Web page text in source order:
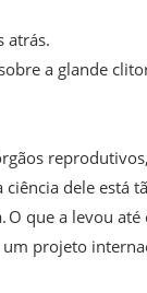
atrás.
a glande
dele está
que a levou
projeto